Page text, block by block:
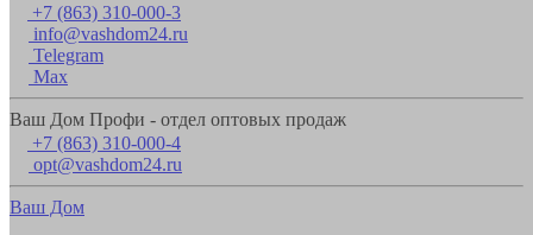
+7 (863) 310-000-3
info@vashdom24.ru
Telegram
Max
Ваш Дом Профи - отдел оптовых продаж
+7 (863) 310-000-4
opt@vashdom24.ru
Ваш Дом